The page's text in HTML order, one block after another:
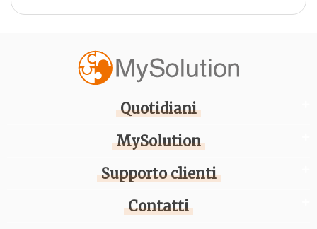
Quotidiani
MySolution
Supporto clienti
Contatti